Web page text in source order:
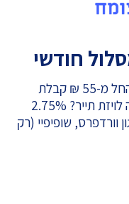
חודשי
עלות הקמה 0-199 ₪ עלות חודשית החל מ-55 ₪ קבלת
הכסף פעם חודש 1.6% עמלת סליקה לויזת תייר? 2.75%
שופיפיי (רק